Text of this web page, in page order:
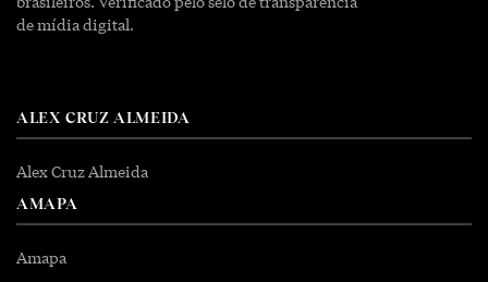
de mídia digital.
ALEX CRUZ ALMEIDA
Alex Cruz Almeida
AMAPA
Amapa